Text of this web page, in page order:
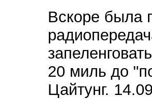
Вскоре была
20 миль до
Цайтунг.